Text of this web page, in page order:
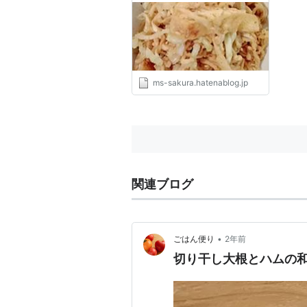
ms-sakura.hatenablog.jp
関連ブログ
ごはん便り • 2年前
切り干し大根とハムの